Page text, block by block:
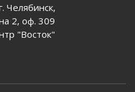
Челябинск,
2, оф. 309
"Восток"